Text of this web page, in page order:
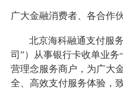
广大金融消费者、各合作
北京海科融通支付服
司”）从事银行卡收单业
营理念服务商户，为广大
全、高效支付服务体验，